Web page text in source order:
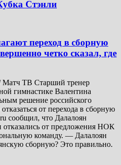
Стэнли
переход в сборную
четко сказал, где
ТВ Старший тренер
гимнастике Валентина
решение российского
от перехода в сборную
сообщил, что Далалоян
от предложения НОК
команду. — Далалоян
сборную? Это правильно.